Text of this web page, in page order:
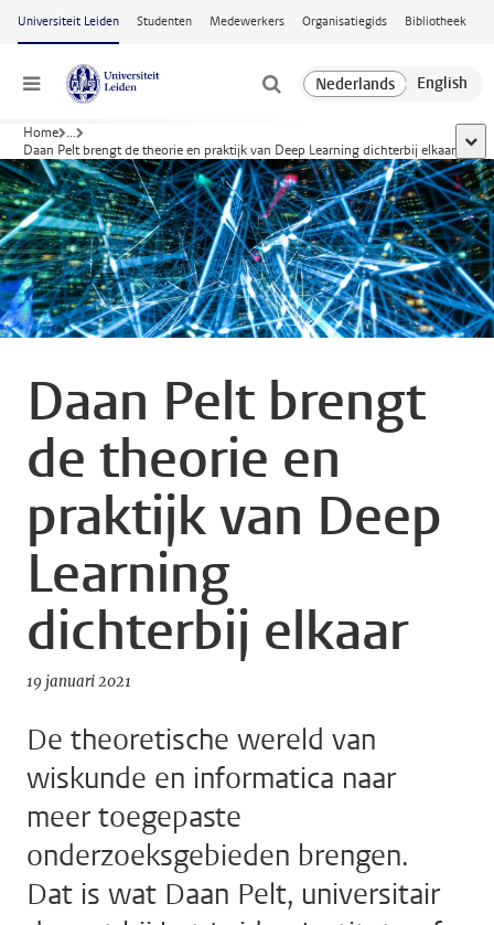
Ga naar hoofdinhoud
Universiteit Leiden Studenten Medewerkers Organisatiegids Bibliotheek
Menu
Home ...
Daan Pelt brengt de theorie en praktijk van Deep Learning dichterbij elkaar
Daan Pelt brengt
de theorie en
praktijk van Deep
Learning
dichterbij elkaar
19 januari 2021
De theoretische wereld van
wiskunde en informatica naar
meer toegepaste
onderzoeksgebieden brengen.
Dat is wat Daan Pelt, universitair